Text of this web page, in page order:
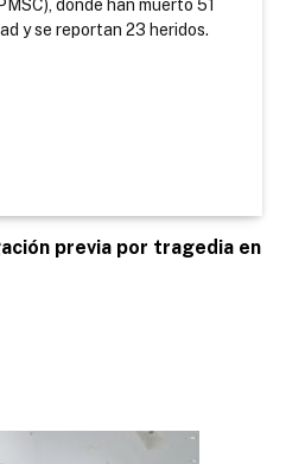
previa por tragedia en